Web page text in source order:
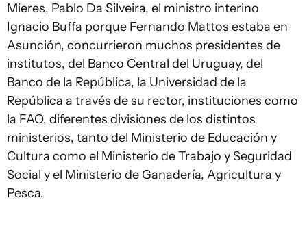
Mieres, Pablo Da Silveira, el ministro interino
Ignacio Buffa porque Fernando Mattos estaba en
Asunción, concurrieron muchos presidentes de
institutos, del Banco Central del Uruguay, del
Banco de la República, la Universidad de la
República a través de su rector, instituciones como
la FAO, diferentes divisiones de los distintos
ministerios, tanto del Ministerio de Educación y
Cultura como el Ministerio de Trabajo y Seguridad
Social y el Ministerio de Ganadería, Agricultura y
Pesca.